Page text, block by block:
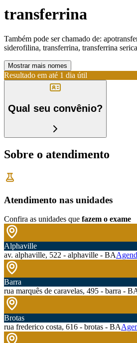
transferrina
Também pode ser chamado de:
siderofilina, transferrina, transferrina serica
Mostrar mais nomes
Resultado em até 1 dia útil
Qual seu convênio?
Sobre o atendimento
Atendimento nas unidades
Confira as unidades que fazem o exame
Alphaville
av. alphaville, 522 - alphaville - BA
Barra
rua marquês de caravelas, 495 - barra -
Brotas
rua frederico costa, 616 - brotas - BA